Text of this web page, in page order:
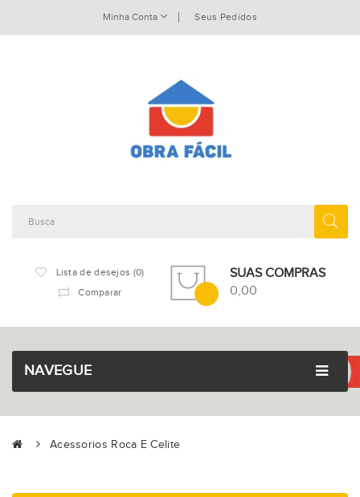
Minha Conta Seus Pedidos
Lista de desejos (0)
Comparar
SUAS COMPRAS
0,00
NAVEGUE
Acessorios Roca E Celite